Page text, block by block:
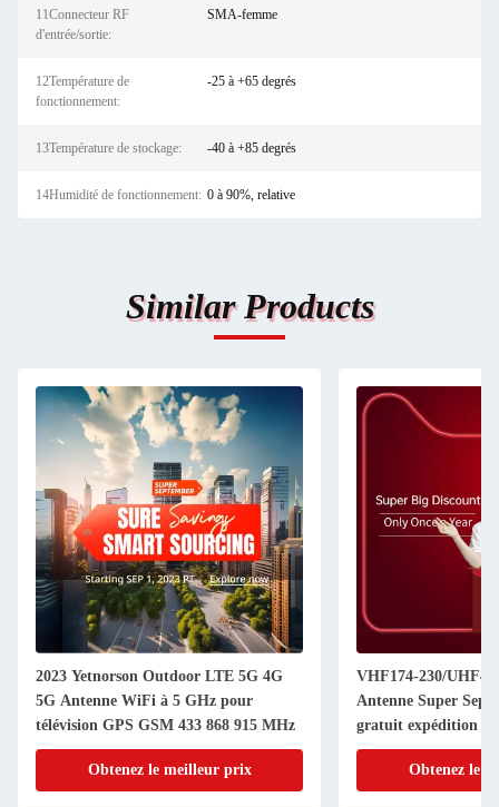
11Connecteur RF
d'entrée/sortie:
SMA-femme
12Température de
fonctionnement:
-25 à +65 degrés
13Température de stockage: -40 à +85 degrés
14Humidité de fonctionnement: 0 à 90%, relative
Similar Products
2023 Yetnorson Outdoor LTE 5G 4G
5G Antenne WiFi à 5 GHz pour
télévision GPS GSM 433 868 915 MHz
Obtenez le meilleur prix
VHF174-230/
Antenne Super
gratuit expédition
Obtenez le